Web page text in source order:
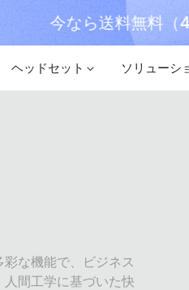
今なら送料無料（
ヘッドセット ソリューシ
な機能で、ビジネス
間工学に基づいた快